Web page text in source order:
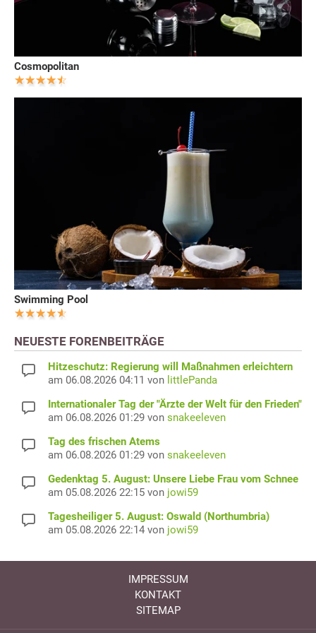
Cosmopolitan
Swimming Pool
NEUESTE FORENBEITRÄGE
Hitzeschutz: Regierung will Maßnahmen erleichtern
am 06.08.2026 04:11 von littlePanda
Internationaler Tag der "Ärzte der Welt für den Frieden"
am 06.08.2026 01:29 von snakeeleven
Tag des frischen Atems
am 06.08.2026 01:29 von snakeeleven
Gedenktag 5. August: Unsere Liebe Frau vom Schnee
am 05.08.2026 22:15 von jowi59
Tagesheiliger 5. August: Oswald (Northumbria)
am 05.08.2026 22:14 von jowi59
IMPRESSUM
KONTAKT
SITEMAP